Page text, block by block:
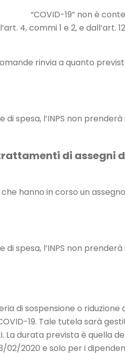
19” non è
4, commi 1 e 2, e dall’art. 12
rinvia a quanto previsto
spesa, l’INPS non prenderà
di assegni
hanno in corso un
spesa, l’INPS non prenderà
di sospensione o riduzione
19. Tale tutela sarà
durata prevista è quella
2020 e solo per i